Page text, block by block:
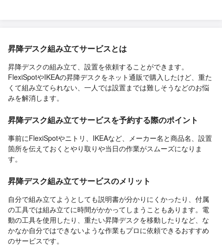
昇降デスク組み立てサービスとは
昇降デスクの組み立て、設置を依頼することができます。
FlexiSpotやIKEAの昇降デスクをネット通販で購入したけど、重た
くて組み立てられない、一人では設置までは難しそうなどのお悩
みを解消します。
昇降デスク組み立てサービスを予約する際のポイント
事前にFlexiSpotやニトリ、IKEAなど、メーカー名と商品名、設置
箇所を伝えておくとやり取りや当日の作業がスムーズになりま
す。
昇降デスク組み立てサービスのメリット
自分で組み立てようとしても説明書が分かりにくかったり、付属
の工具では組み立てに時間がかかってしまうこともあります。電
動の工具を使用したり、重たい昇降デスクを移動したりなど、な
かなか自分ではできないような作業もプロに依頼できるおすすめ
のサービスです。